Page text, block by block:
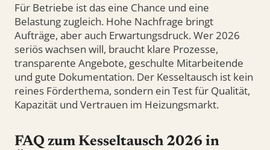
Für Betriebe ist das eine Chance und eine
Belastung zugleich. Hohe Nachfrage bringt
Aufträge, aber auch Erwartungsdruck. Wer 2026
seriös wachsen will, braucht klare Prozesse,
transparente Angebote, geschulte Mitarbeitende
und gute Dokumentation. Der Kesseltausch ist kein
reines Förderthema, sondern ein Test für Qualität,
Kapazität und Vertrauen im Heizungsmarkt.
FAQ zum Kesseltausch 2026 in